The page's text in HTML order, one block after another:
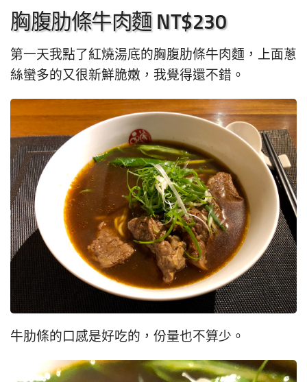
胸腹肋條牛肉麵 NT$230
第一天我點了紅燒湯底的胸腹肋條牛肉麵，上面蔥
絲蠻多的又很新鮮脆嫩，我覺得還不錯。
牛肋條的口感是好吃的，份量也不算少。